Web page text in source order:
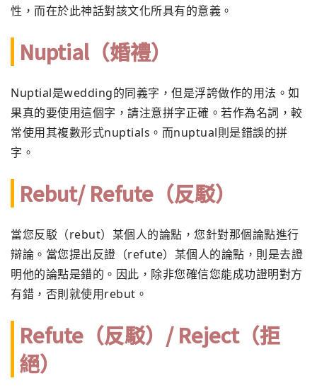
性，而在於此神話對該文化所具有的意義。
Nuptial（婚禮）
Nuptial是wedding的同義字，但是浮誇做作的用法。如
果真的要使用這個字，請注意拼字正確。若作為名詞，較
常使用其複數形式nuptials。而nuptual則是錯誤的拼
字。
Rebut/ Refute（反駁）
當您反駁（rebut）某個人的論點，您針對那個論點進行
辯論。當您提出反證（refute）某個人的論點，則是去證
明他的論點是錯的。因此，除非您確信您能成功證明對方
有錯，否則就使用rebut。
Refute（反駁）/ Reject（拒
絕）